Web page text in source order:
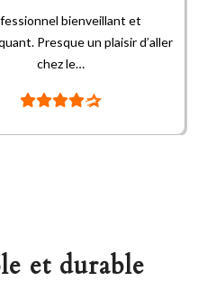
bienveillant et
Presque un plaisir d’aller
chez le…
et durable